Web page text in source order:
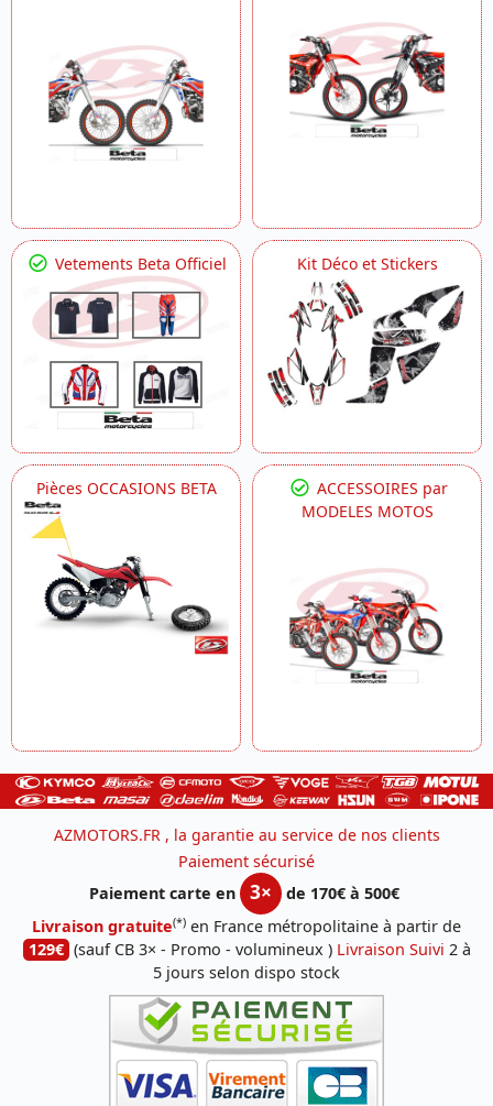
Vetements Beta Officiel Kit Déco et Stickers
Pièces OCCASIONS BETA
ACCESSOIRES par
MODELES MOTOS
AZMOTORS.FR , la garantie au service de nos clients
Paiement sécurisé
Paiement carte en
3×
de 170€ à 500€
Livraison gratuite(*) en France métropolitaine à partir de
129€ (sauf CB 3× - Promo - volumineux ) Livraison Suivi 2 à
5 jours selon dispo stock